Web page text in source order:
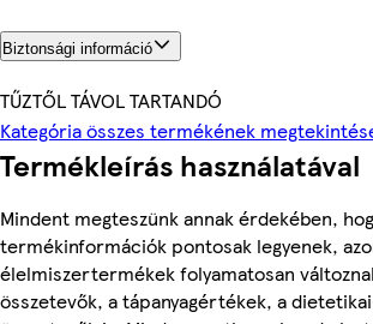
Biztonsági információ
TŰZTŐL TÁVOL TARTANDÓ
Kategória összes termékének
Termékleírás használatával
Mindent megteszünk annak érdekében,
termékinformációk pontosak legyenek,
élelmiszertermékek folyamatosan
összetevők, a tápanyagértékek, a